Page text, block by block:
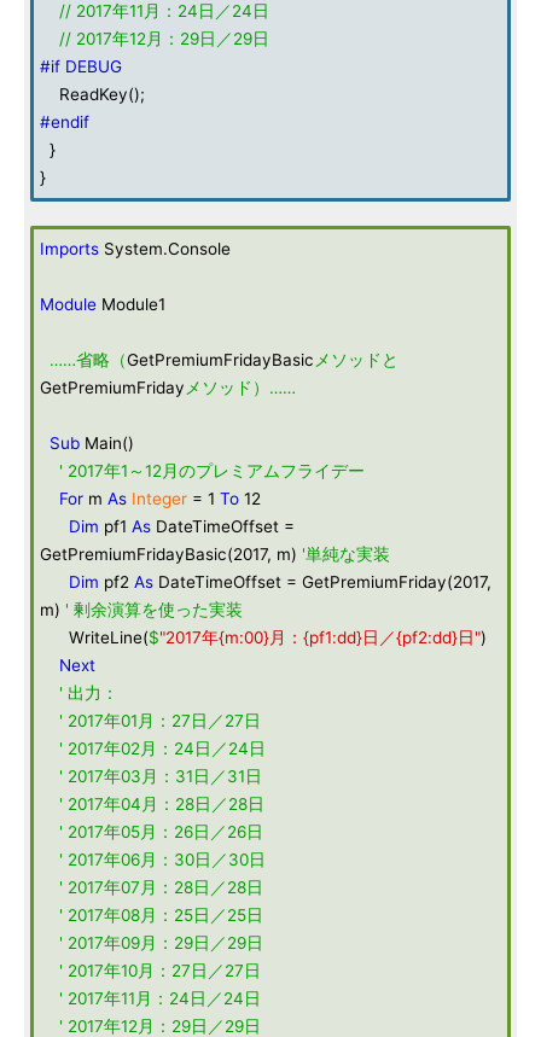
// 2017年11月：24日／24日
// 2017年12月：29日／29日
#if DEBUG
ReadKey();
#endif
}
}
Imports System.Console
Module Module1
……省略（GetPremiumFridayBasic メソッドと
GetPremiumFriday メソッド）……
Sub Main()
' 2017年1～12月のプレミアムフライデー
For m As Integer = 1 To 12
Dim pf1 As DateTimeOffset =
GetPremiumFridayBasic(2017, m) '単純な実装
Dim pf2 As DateTimeOffset = GetPremiumFriday(2017,
m) ' 剰余演算を使った実装
WriteLine($"2017年{m:00}月：{pf1:dd}日／{pf2:dd}日")
Next
' 出力：
' 2017年01月：27日／27日
' 2017年02月：24日／24日
' 2017年03月：31日／31日
' 2017年04月：28日／28日
' 2017年05月：26日／26日
' 2017年06月：30日／30日
' 2017年07月：28日／28日
' 2017年08月：25日／25日
' 2017年09月：29日／29日
' 2017年10月：27日／27日
' 2017年11月：24日／24日
' 2017年12月：29日／29日